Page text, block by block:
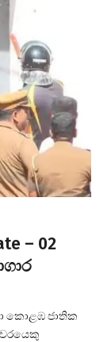
– 02
කොළඹ ජාතික